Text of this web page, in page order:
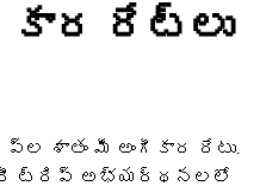
రేట్లు
శాతం మీ అంగీకార రేటు.
ట్రిప్ అభ్యర్థనలలో